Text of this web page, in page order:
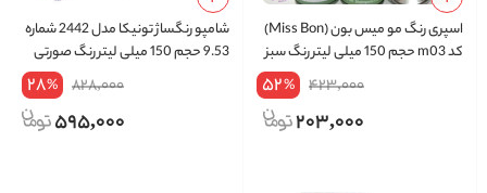
اسپری رنگ مو میس بون (Miss Bon)
کد m03 حجم 150 میلی لیتر رنگ سبز
423,000
52%
203,000
شامپو رنگساژ تونیکا مدل 2442 شماره
9.53 حجم 150 میلی لیتر رنگ صورتی
828,000
28%
595,000